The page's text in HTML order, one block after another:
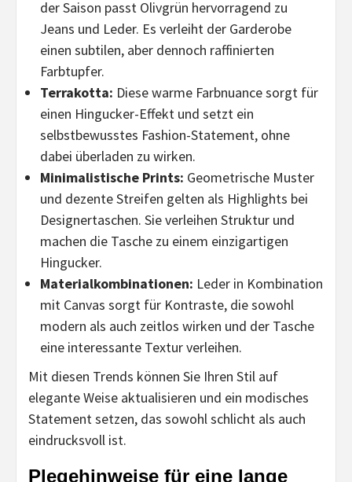
der Saison passt Olivgrün hervorragend zu
Jeans und Leder. Es verleiht der Garderobe
einen subtilen, aber dennoch raffinierten
Farbtupfer.
Terrakotta: Diese warme Farbnuance sorgt für
einen Hingucker-Effekt und setzt ein
selbstbewusstes Fashion-Statement, ohne
dabei überladen zu wirken.
Minimalistische Prints: Geometrische Muster
und dezente Streifen gelten als Highlights bei
Designertaschen. Sie verleihen Struktur und
machen die Tasche zu einem einzigartigen
Hingucker.
Materialkombinationen: Leder in Kombination
mit Canvas sorgt für Kontraste, die sowohl
modern als auch zeitlos wirken und der Tasche
eine interessante Textur verleihen.
Mit diesen Trends können Sie Ihren Stil auf
elegante Weise aktualisieren und ein modisches
Statement setzen, das sowohl schlicht als auch
eindrucksvoll ist.
Plegehinweise für eine lange